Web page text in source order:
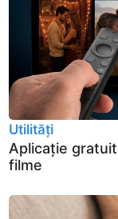
Utilități
Aplicație
filme